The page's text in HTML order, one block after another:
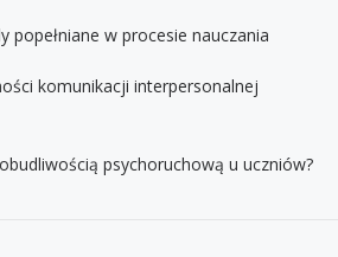
popełniane w procesie nauczania
komunikacji interpersonalnej
psychoruchową u uczniów?